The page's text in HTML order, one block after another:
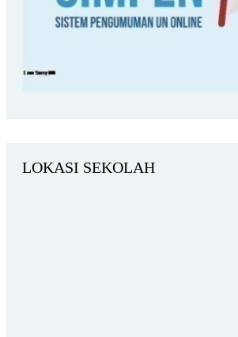
LOKASI SEKOLAH